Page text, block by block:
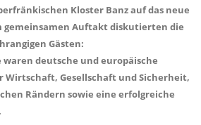
Kloster Banz auf das neue
gemeinsamen Auftakt diskutierten die
Gästen:
deutsche und europäische
Wirtschaft, Gesellschaft und Sicherheit,
Rändern sowie eine erfolgreiche